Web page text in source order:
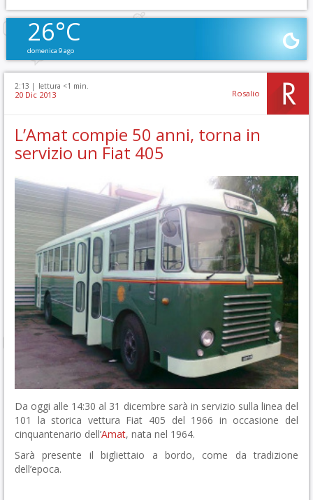
26°C
domenica 9 ago
2:13 | lettura <1 min.
20 Dic 2013 Rosalio
L’Amat compie 50 anni, torna in
servizio un Fiat 405
Da oggi alle 14:30 al 31 dicembre sarà in servizio sulla linea del
101 la storica vettura Fiat 405 del 1966 in occasione del
cinquantenario dell’Amat, nata nel 1964.
Sarà presente il bigliettaio a bordo, come da tradizione
dell’epoca.